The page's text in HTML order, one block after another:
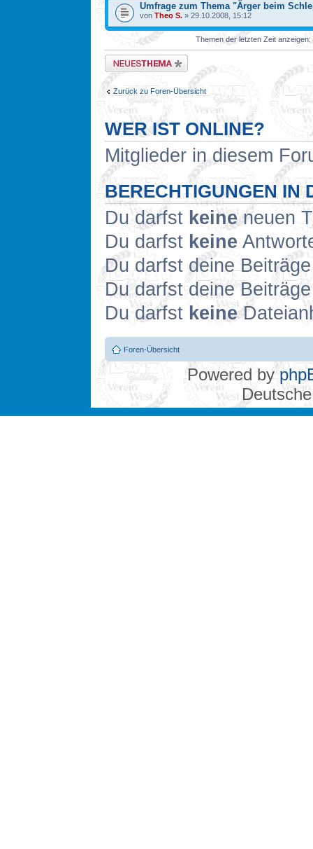
Umfrage zum Thema "Ärger beim
von Theo S. » 29.10.2008, 15:12
Themen der letzten Zeit anzeigen:
Neues Thema erstellen
Zurück zu Foren-Übersicht
WER IST ONLINE?
Mitglieder in diesem
BERECHTIGUNGEN IN
Du darfst keineneuen
Du darfst keine
Du darfst deine
Du darfst deine
Du darfst keine
Foren-Übersicht
Powered by